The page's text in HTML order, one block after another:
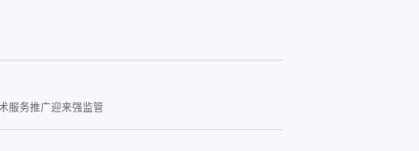
服务推广迎来强监管